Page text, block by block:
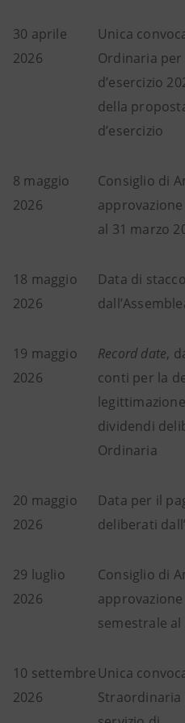
30 aprile
2026
Unica
Ordinaria
d’esercizio
della
d’esercizio
8 maggio
2026
Consiglio di
al 31 marzo
18 maggio
2026
Data di
19 maggio
2026
Record date,
conti per la
dividendi
Ordinaria
20 maggio
2026
Data per il
deliberati
29 luglio
2026
Consiglio di
semestrale al
10 settembre
2026
Unica
Straordinaria